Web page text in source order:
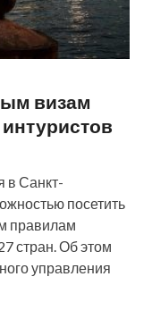
визам
в Санкт-
посетить
правилам
стран. Об этом
управления